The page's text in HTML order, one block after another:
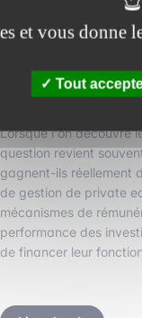
Comment les
se rémunèrent-
Lorsque l'on découvre
question revient
gagnent-ils réellement
de gestion de private
mécanismes de
performance des
de financer leur
et vous donne
Tout